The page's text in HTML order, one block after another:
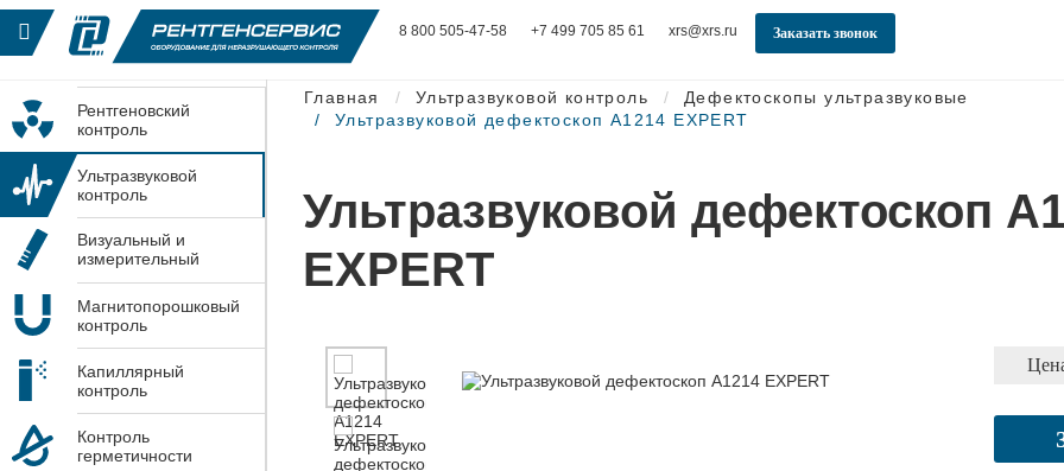
8 800 505-47-58 +7 499 705 85 61 xrs@xrs.ru Заказать звонок
Рентгеновский
контроль
Ультразвуковой
контроль
Визуальный и
измерительный
Магнитопорошковый
контроль
Капиллярный
контроль
Контроль
герметичности
Главная Ультразвуковой контроль
Дефектоскопы ультразвуковые
Ультразвуковой дефектоскоп А1214 EXPERT
Ультразвуковой дефектоскоп
EXPERT